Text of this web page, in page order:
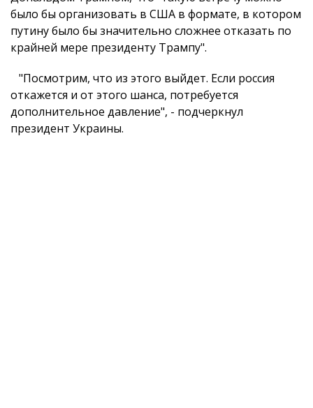
было бы организовать в США в формате, в котором
путину было бы значительно сложнее отказать по
крайней мере президенту Трампу".
"Посмотрим, что из этого выйдет. Если россия
откажется и от этого шанса, потребуется
дополнительное давление", - подчеркнул
президент Украины.